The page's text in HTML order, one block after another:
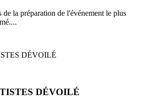
de la préparation de l'événement le plus
DÉVOILÉ